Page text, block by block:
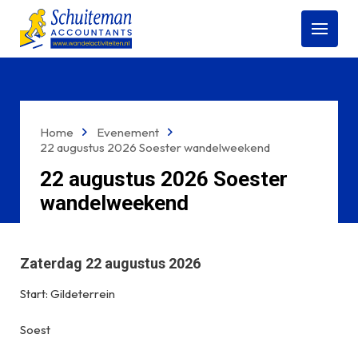
Open
menu
22 augustus 2026 Soester
wandelweekend
Home
Evenement
22 augustus 2026 Soester wandelweekend
Zaterdag 22 augustus 2026
Start: Gildeterrein
Soest